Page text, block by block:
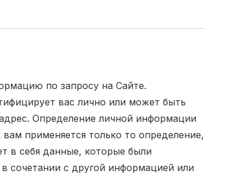
по запросу на Сайте.
вас лично или может быть
Определение личной информации
применяется только то определение,
в себя данные, которые были
сочетании с другой информацией или